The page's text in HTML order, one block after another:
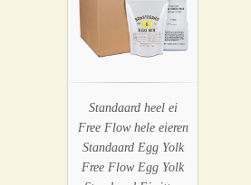
Standaard heel ei
Free Flow hele eieren
Standaard Egg Yolk
Free Flow Egg Yolk